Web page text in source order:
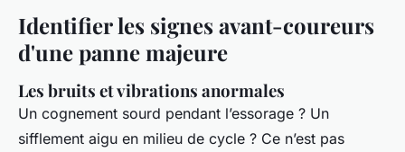
Identifier les signes avant-coureurs
d'une panne majeure
Les bruits et vibrations anormales
Un cognement sourd pendant l’essorage ? Un
sifflement aigu en milieu de cycle ? Ce n’est pas